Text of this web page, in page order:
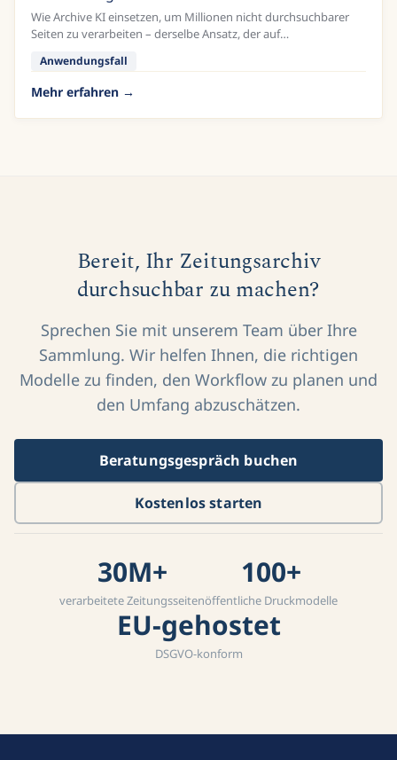
Wie Archive KI einsetzen, um Millionen nicht durchsuchbarer
Seiten zu verarbeiten – derselbe Ansatz, der auf
Anwendungsfall
Mehr erfahren
Bereit, Ihr Zeitungsarchiv
durchsuchbar zu machen?
Sprechen Sie mit unserem Team über Ihre
Sammlung. Wir helfen Ihnen, die richtigen
Modelle zu finden, den Workflow zu planen und
den Umfang abzuschätzen.
Beratungsgespräch buchen
Kostenlos starten
30M+
verarbeitete Zeitungsseiten
100+
öffentliche Druckmodelle
EU-gehostet
DSGVO-konform